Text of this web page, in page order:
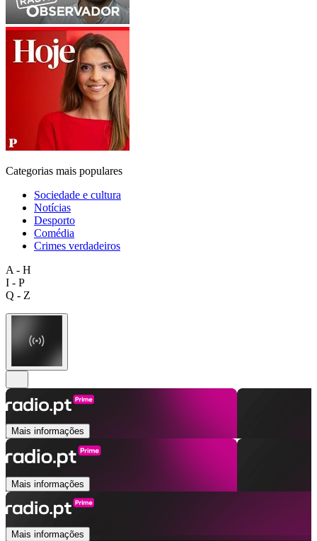
Categorias mais populares
Sociedade e cultura
Notícias
Desporto
Comédia
Crimes verdadeiros
A - H
I - P
Q - Z
Mais informações
Mais informações
Mais informações